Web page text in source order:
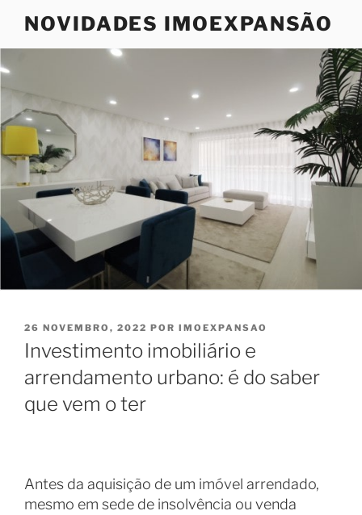
o
conteúdo
NOVIDADES IMOEXPANSÃO
PUBLICADO
EM
26 NOVEMBRO, 2022 POR IMOEXPANSAO
Investimento imobiliário e
arrendamento urbano: é do saber
que vem o ter
Antes da aquisição de um imóvel arrendado,
mesmo em sede de insolvência ou venda